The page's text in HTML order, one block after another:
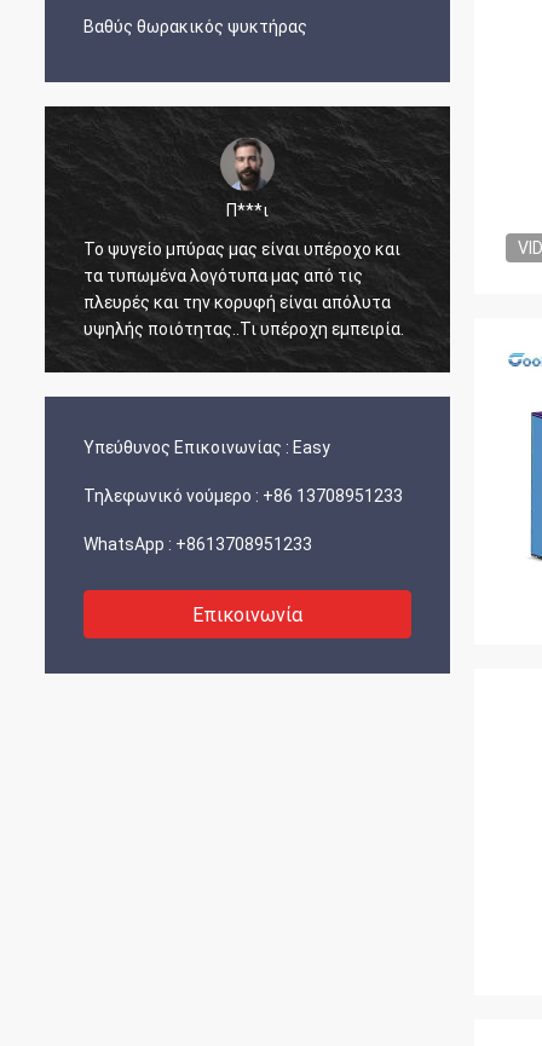
Βαθύς θωρακικός ψυκτήρας
Π***ι
Το ψυγείο μπύρας μας είναι υπέροχο και
τα τυπωμένα λογότυπα μας από τις
πλευρές και την κορυφή είναι απόλυτα
υψηλής ποιότητας..Τι υπέροχη εμπειρία.
Ο
και
Υπεύθυνος Επικοινωνίας : Easy
Τηλεφωνικό νούμερο : +86 13708951233
WhatsApp : +8613708951233
Επικοινωνία